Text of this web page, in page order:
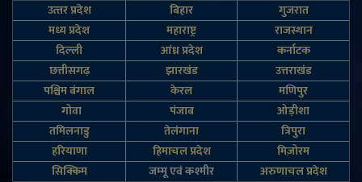
उत्‍तर प्रदेश बिहार
गुजरात
मध्य प्रदेश
महाराष्ट्र
राजस्थान
दिल्‍ली
आंध्र प्रदेश
कर्नाटक
छत्तीसगढ़
झारखंड
उत्तराखंड
पश्चिम बंगाल
केरल
मणिपुर
गोवा
पंजाब
ओड़ीशा
तमिलनाडु
तेलंगाना
त्रिपुरा
हरियाणा
हिमाचल प्रदेश
मिज़ोरम
सिक्किम
जम्‍मू एवं कश्‍मीर अरुणाचल प्रदेश